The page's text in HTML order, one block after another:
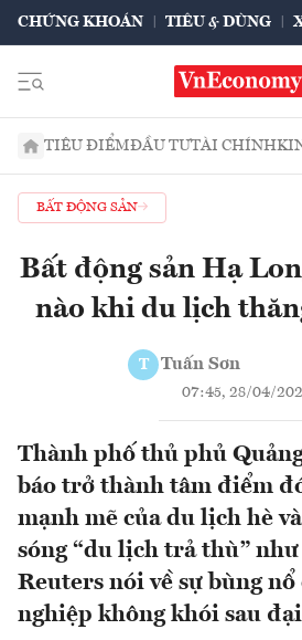
CHỨNG KHOÁN TIÊU & DÙNG
TIÊU ĐIỂMĐẦU TƯTÀI CHÍNH
BẤT ĐỘNG SẢN
Bất động sản Hạ
nào khi du lịch
T Tuấn Sơn
07:45, 28/04/
Thành phố thủ phủ
báo trở thành tâm điểm
mạnh mẽ của du lịch hè
sóng “du lịch trả thù”
Reuters nói về sự bùng nổ
nghiệp không khói sau